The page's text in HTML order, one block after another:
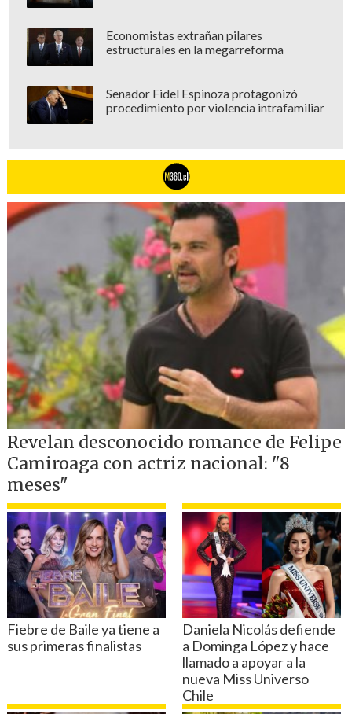
Economistas extrañan pilares
estructurales en la megarreforma
Senador Fidel Espinoza protagonizó
procedimiento por violencia intrafamiliar